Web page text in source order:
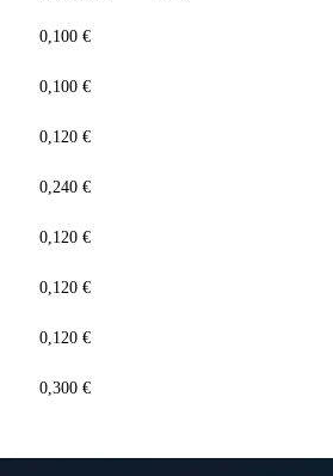
0,100 €
0,100 €
0,120 €
0,240 €
0,120 €
0,120 €
0,120 €
0,300 €